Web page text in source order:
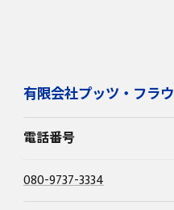
有限会社プッツ・フラウ
電話番号
080-9737-3334